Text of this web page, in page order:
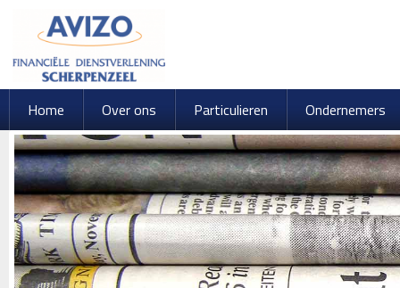
Home Over ons Particulieren Ondernemers